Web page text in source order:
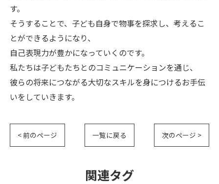
す。
そうすることで、子ども自身で物事を探求し、考えるこ
とができるようになり、
自己表現力が豊かになっていくのです。
私たちは子どもたちとのコミュニケーションを通じ、
彼らの将来につながる大切なスキルを身につけるお手伝
いをしていきます。
< 前のページ 一覧に戻る 次のページ >
関連タグ